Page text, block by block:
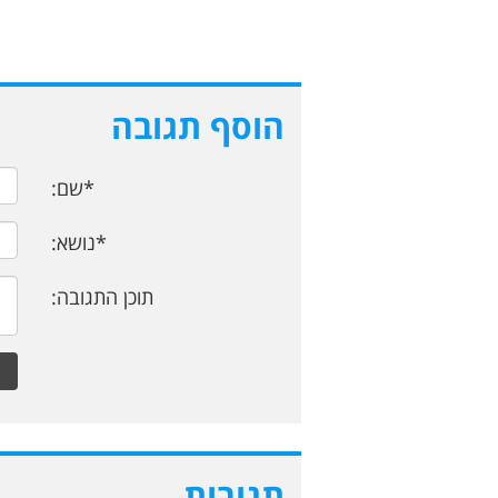
הוסף תגובה
*שם:
*נושא:
תוכן התגובה: